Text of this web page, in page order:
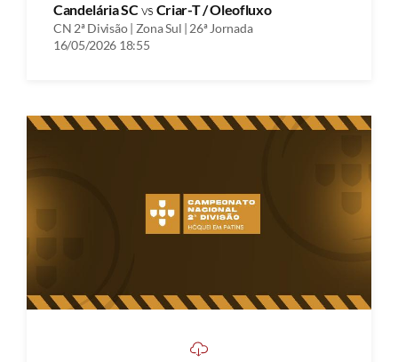
Candelária SCvs Criar-T / Oleofluxo
CN 2ª Divisão | Zona Sul | 26ª Jornada
16/05/2026 18:55